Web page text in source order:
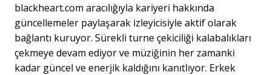
blackheart.com aracılığıyla kariyeri hakkında
güncellemeler paylaşarak izleyicisiyle aktif olarak
bağlantı kuruyor. Sürekli turne çekiciliği kalabalıkları
çekmeye devam ediyor ve müziğinin her zamanki
kadar güncel ve enerjik kaldığını kanıtlıyor. Erkek